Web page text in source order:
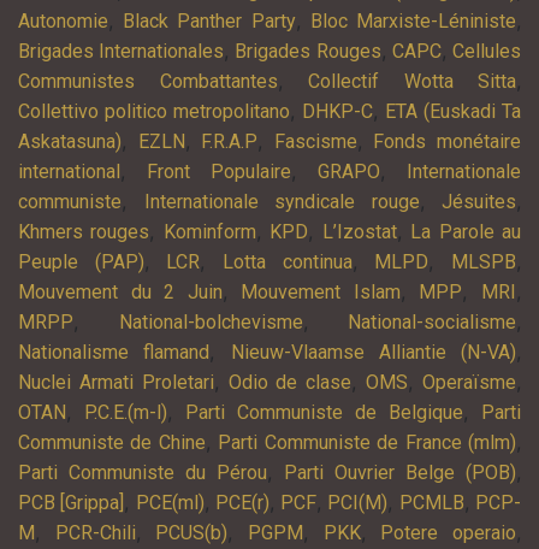
Autonomie, Black Panther Party, Bloc Marxiste-Léniniste,
Brigades Internationales, Brigades Rouges, CAPC,Cellules
Communistes Combattantes, Collectif Wotta Sitta,
Collettivo politico metropolitano, DHKP-C, ETA (Euskadi Ta
Askatasuna), EZLN , F.R.A.P, Fascisme,
Fonds monétaire
international , Front Populaire, GRAPO,
Internationale
communiste, Internationale syndicale rouge, Jésuites,
Khmers rouges, Kominform, KPD, L’Izostat, La Parole au
Peuple (PAP), LCR, Lotta continua, MLPD, MLSPB,
Mouvement du 2 Juin, Mouvement Islam, MPP, MRI ,
MRPP, National-bolchevisme, National-socialisme,
Nationalisme flamand , Nieuw-Vlaamse Alliantie (N-VA),
Nuclei Armati Proletari, Odio de clase,OMS,Operaïsme,
OTAN , P.C.E.(m-l), Parti Communiste de Belgique,
Parti
Communiste de Chine, Parti Communiste de France (mlm),
Parti Communiste du Pérou, Parti Ouvrier Belge (POB),
PCB [Grippa] , PCE(ml), PCE(r), PCF, PCI(M), PCMLB, PCP-
M , PCR-Chili, PCUS(b), PGPM , PKK, Potere operaio,